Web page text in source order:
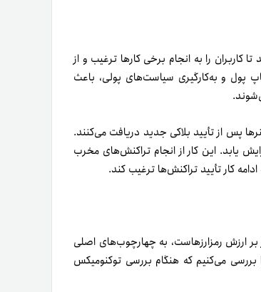
را به انجام برخی کارها ترغیب و از
پول و به‌کارگیری سیاست‌های پولی، باعث
پس از تأیید بلاکی جدید دریافت می‌کنند.
یابد. این کار از انجام تراکنش‌های مخرب
کار تأیید تراکنش‌ها ترغیب کند.
ارزش رمزارزهاست، به چهارچوب‌های اصلی‌
بررسی می‌کنیم که هنگام بررسی توکنومیکس